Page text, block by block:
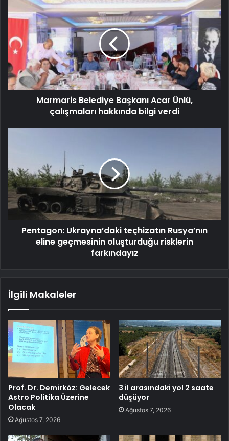
Marmaris Belediye Başkanı Acar Ünlü,
çalışmaları hakkında bilgi verdi
Pentagon: Ukrayna’daki teçhizatın Rusya’nın
eline geçmesinin oluşturduğu risklerin
farkındayız
İlgili Makaleler
Prof. Dr. Demirköz: Gelecek
Astro Politika Üzerine
Olacak
Ağustos 7, 2026
3 il arasındaki yol 2 saate
düşüyor
Ağustos 7, 2026